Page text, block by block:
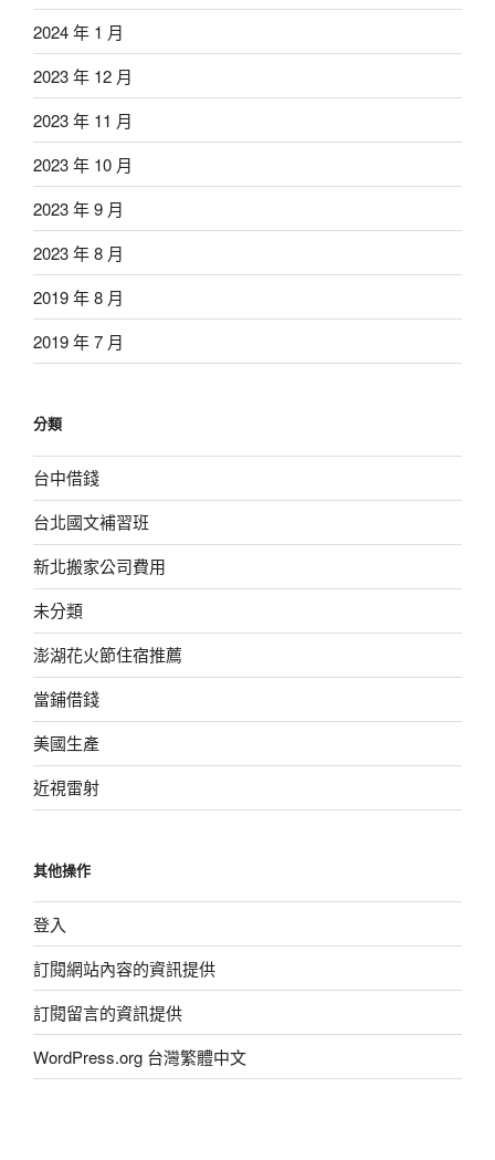
2024 年 1 月
2023 年 12 月
2023 年 11 月
2023 年 10 月
2023 年 9 月
2023 年 8 月
2019 年 8 月
2019 年 7 月
分類
台中借錢
台北國文補習班
新北搬家公司費用
未分類
澎湖花火節住宿推薦
當鋪借錢
美國生產
近視雷射
其他操作
登入
訂閱網站內容的資訊提供
訂閱留言的資訊提供
WordPress.org 台灣繁體中文